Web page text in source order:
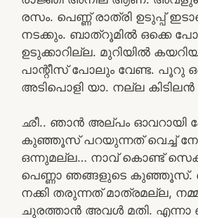
രസം. പെണ്ണ് രാത്രി ഉടുപ്പ്
നടക്കും. ബാത്‌റൂമിൽ ഒക്കെ
ഉടുക്കാറില്ല. മുറിയിൽ
പാന്റീസ് പോലും വേണ്ട. പൂറു
അടിപൊളി യാ. നല്ല
ഛീ.. ഞാൻ അല്പം ഓവറായി
കുഞ്ഞൂസ് പറയുന്നത് വെച്ച്
ഒന്നുമല്ല… നാവ് കൊണ്ട്
പെണ്ണാ ഞങ്ങളുടെ കുഞ്ഞൂസ്.
നക്കി തരുന്നത് മാത്രമല്ല,
ചുരത്താൻ അവൾ മതി. എന്നാ